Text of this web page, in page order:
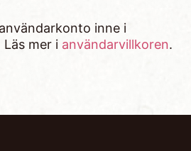
inne i
mer i användarvillkoren.